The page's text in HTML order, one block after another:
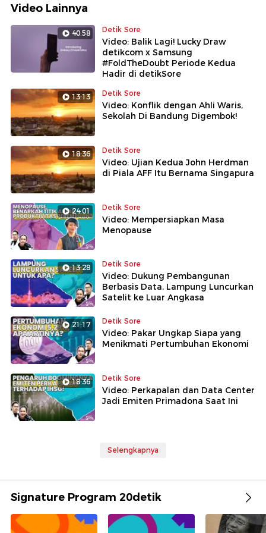
Video Lainnya
40:58 Detik Sore
Video: Balik Lagi! Lucky Draw
detikcom x Samsung
#FoldTheDoubt Periode Kedua
Hadir di detikSore
13:13 Detik Sore
Video: Konflik dengan Ahli Waris,
Sekolah Di Bandung Digembok!
18:36 Detik Sore
Video: Ujian Kedua John Herdman
di Piala AFF Itu Bernama Singapura
24:01 Detik Sore
Video: Mempersiapkan Masa
Menopause
13:28 Detik Sore
Video: Dukung Pembangunan
Berbasis Data, Lampung Luncurkan
Satelit ke Luar Angkasa
21:17 Detik Sore
Video: Pakar Ungkap Siapa yang
Menikmati Pertumbuhan Ekonomi
18:36 Detik Sore
Video: Perkapalan dan Data Center
Jadi Emiten Primadona Saat Ini
Selengkapnya
Signature Program 20detik